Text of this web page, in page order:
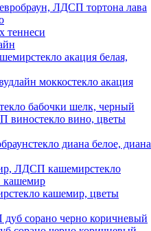
ЛДСП тортона лава
теннеси
стекло акация белая,
стекло акация
бабочки шелк, черный
стекло вино, цветы
стекло диана белое, диана
стекло
стекло кашемир, цветы